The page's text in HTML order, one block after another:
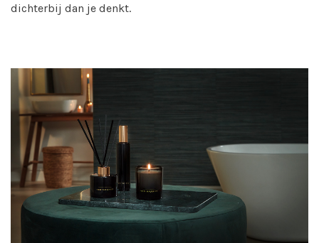
dichterbij dan je denkt.